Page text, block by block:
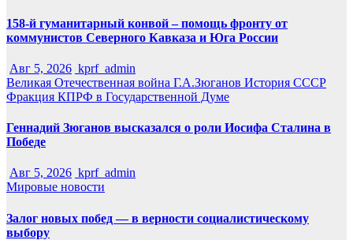
158-й гуманитарный конвой – помощь фронту от
коммунистов Северного Кавказа и Юга России
Авг 5, 2026 kprf_admin
Великая Отечественная война Г.А.Зюганов История СССР
Фракция КПРФ в Государственной Думе
Геннадий Зюганов высказался о роли Иосифа Сталина в
Победе
Авг 5, 2026 kprf_admin
Мировые новости
Залог новых побед — в верности социалистическому
выбору